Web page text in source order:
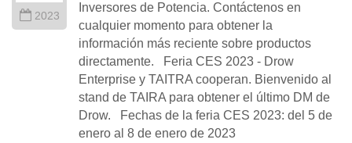
2023
Inversores de Potencia. Contáctenos en
cualquier momento para obtener la
información más reciente sobre productos
directamente. Feria CES 2023 - Drow
Enterprise y TAITRA cooperan. Bienvenido al
stand de TAIRA para obtener el último DM de
Drow. Fechas de la feria CES 2023: del 5 de
enero al 8 de enero de 2023